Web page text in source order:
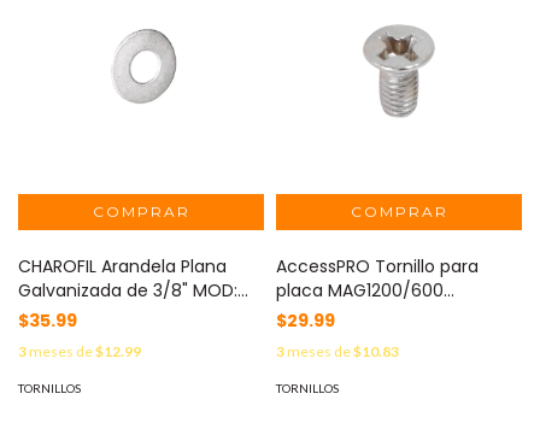
CHAROFIL Arandela Plana
Galvanizada de 3/8" MOD:
CH-ARD-PL-9
$35.99
3meses de$12.99
TORNILLOS
AccessPRO Tornillo para
placa MAG1200/600
(Refacción) MOD: TORN-
PLAC-MAG
$29.99
3meses de$10.83
TORNILLOS